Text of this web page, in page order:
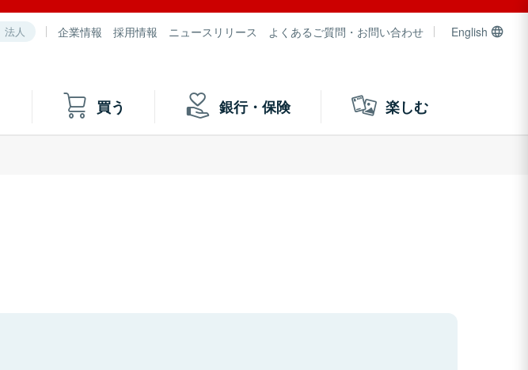
法人 企業情報 採用情報 ニュースリリース よくあるご質問・お問い合わせ English
買う 銀行・保険 楽しむ